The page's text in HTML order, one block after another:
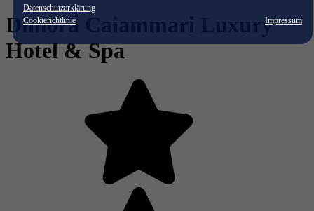
Datenschutzerklärung
Cookierichtlinie
Impressum
Dimora Caiammari Luxury
Hotel & Spa